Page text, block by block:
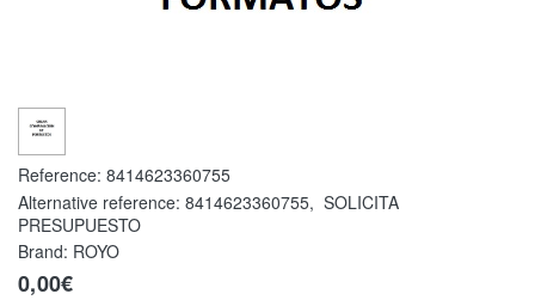
Reference: 8414623360755
Alternative reference: 8414623360755, SOLICITA
PRESUPUESTO
Brand: ROYO
0,00€